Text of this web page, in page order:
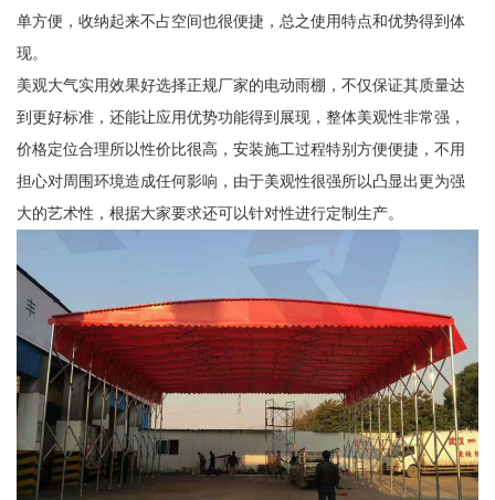
单方便，收纳起来不占空间也很便捷，总之使用特点和优势得到体
现。
美观大气实用效果好选择正规厂家的电动雨棚，不仅保证其质量达
到更好标准，还能让应用优势功能得到展现，整体美观性非常强，
价格定位合理所以性价比很高，安装施工过程特别方便便捷，不用
担心对周围环境造成任何影响，由于美观性很强所以凸显出更为强
大的艺术性，根据大家要求还可以针对性进行定制生产。